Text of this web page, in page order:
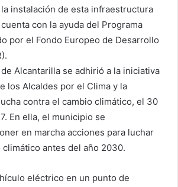
la instalación de esta infraestructura
con la ayuda del Programa
por el Fondo Europeo de Desarrollo
Alcantarilla se adhirió a la iniciativa
los Alcaldes por el Clima y la
contra el cambio climático, el 30
En ella, el municipio se
en marcha acciones para luchar
antes del año 2030.
eléctrico en un punto de